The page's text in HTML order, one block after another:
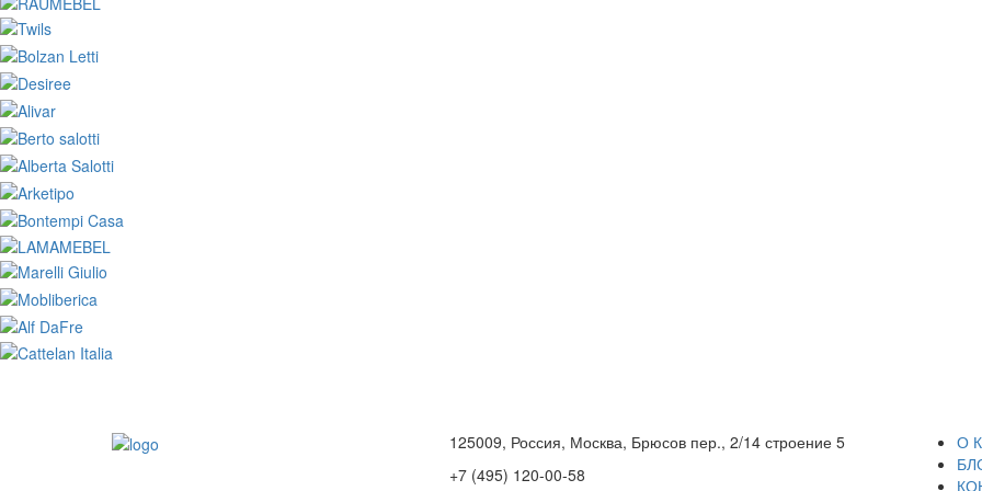
125009, Россия, Москва, Брюсов пер., 2/14 строение 5
+7 (495) 120-00-58
О